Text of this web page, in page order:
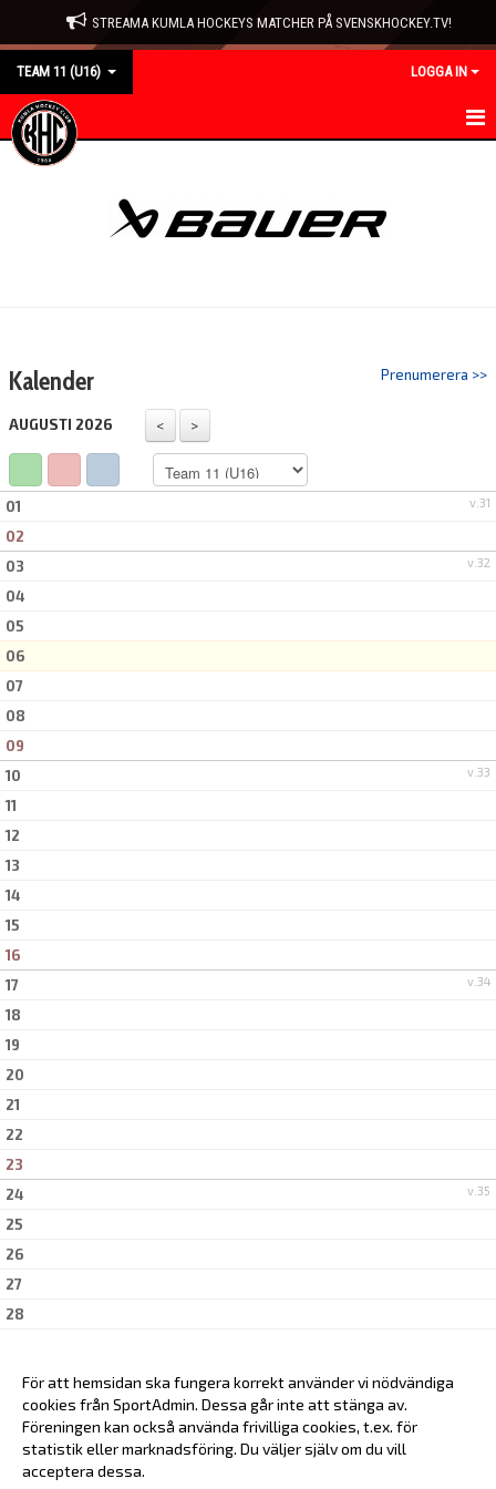
STREAMA KUMLA HOCKEYS MATCHER PÅ SVENSKHOCKEY.TV!
TEAM 11 (U16) LOGGA IN
HEM
KONTAKT
Prenumerera >>
Kalender
AUGUSTI 2026
v.31
01
02
v.32
03
04
05
06
07
08
09
v.33
10
11
12
13
14
15
16
v.34
17
18
19
20
21
22
23
v.35
24
25
26
27
28
30För att hemsidan ska fungera korrekt använder vi nödvändiga
cookies från SportAdmin. Dessa går inte att stänga av.
Föreningen kan också använda frivilliga cookies, t.ex. för
statistik eller marknadsföring. Du väljer själv om du vill
acceptera dessa.